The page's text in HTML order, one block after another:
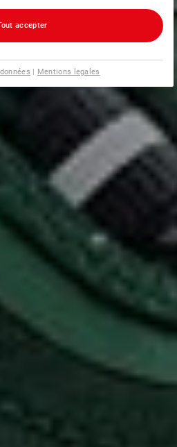
accepter
| Mentions legales